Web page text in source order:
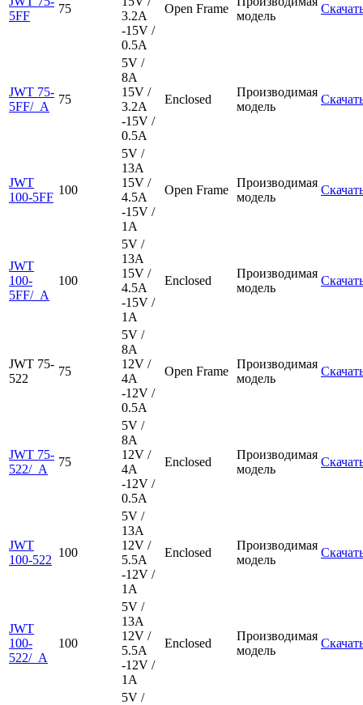
5FF
75
3.2A
-15V /
0.5A
Open Frame
модель
JWT 75-
5FF/_A
75
5V /
8A
15V /
3.2A
-15V /
0.5A
Enclosed
Производимая
модель
JWT
100-5FF
100
5V /
13A
15V /
4.5A
-15V /
1A
Open Frame
Производимая
модель
JWT
100-
5FF/_A
100
5V /
13A
15V /
4.5A
-15V /
1A
Enclosed
Производимая
модель
JWT 75-
522
75
5V /
8A
12V /
4A
-12V /
0.5A
Open Frame
Производимая
модель
JWT 75-
522/_A
75
5V /
8A
12V /
4A
-12V /
0.5A
Enclosed
Производимая
модель
JWT
100-522
100
5V /
13A
12V /
5.5A
-12V /
1A
Enclosed
Производимая
модель
JWT
100-
522/_A
100
5V /
13A
12V /
5.5A
-12V /
1A
Enclosed
Производимая
модель
5V /